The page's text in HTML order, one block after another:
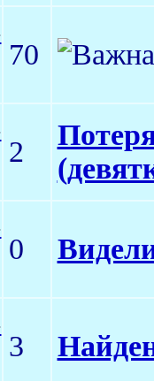
70
2
0
3